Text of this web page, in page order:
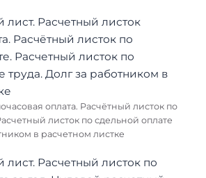
оплата. Расчётный листок по
листок по сдельной оплате
в расчетном листке